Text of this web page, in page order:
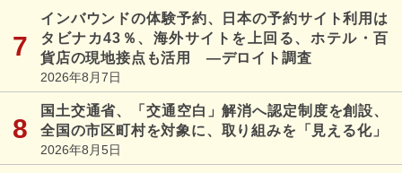
インバウンドの体験予約、日本の予約サイト利用は
タビナカ43％、海外サイトを上回る、ホテル・百
貨店の現地接点も活用 ―デロイト調査
2026年8月7日
国土交通省、「交通空白」解消へ認定制度を創設、
全国の市区町村を対象に、取り組みを「見える化」
2026年8月5日